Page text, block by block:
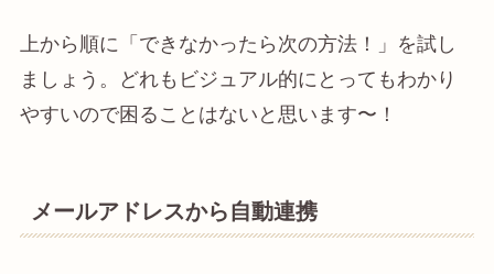
上から順に「できなかったら次の方法！」を試し
ましょう。どれもビジュアル的にとってもわかり
やすいので困ることはないと思います〜！
メールアドレスから自動連携